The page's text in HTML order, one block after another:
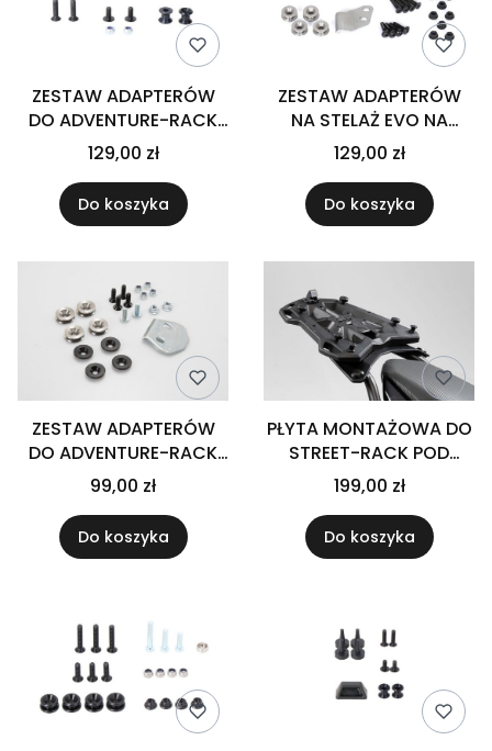
ZESTAW ADAPTERÓW
DO ADVENTURE-RACK
SW-MOTECH POD KUFER
CENTRALNY GIVI KAPPA
MONOKEY BLACK
129,00 zł
Do koszyka
ZESTAW ADAPTERÓW
NA STELAŻ EVO NA
KUFRY BOCZNE SW-
MOTECH
TRAX/EVO/ION/NANUK
BLACK
129,00 zł
Do koszyka
ZESTAW ADAPTERÓW
DO ADVENTURE-RACK
SW-MOTECH POD KUFER
CENTRALNY TRAX BLACK
99,00 zł
Do koszyka
PŁYTA MONTAŻOWA DO
STREET-RACK POD
KUFER CENTRALNY GIVI
MONOKEY ADAPTER
PLATE SW-MOTECH
199,00 zł
Do koszyka